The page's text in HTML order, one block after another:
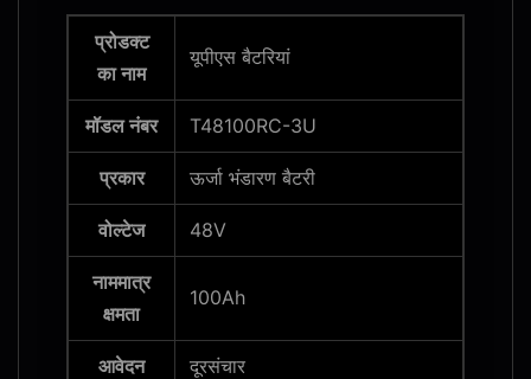
प्रोडक्ट
का नाम
यूपीएस बैटरियां
मॉडल नंबर T48100RC-3U
प्रकार ऊर्जा भंडारण बैटरी
वोल्टेज 48V
नाममात्र
क्षमता
100Ah
आवेदन दूरसंचार